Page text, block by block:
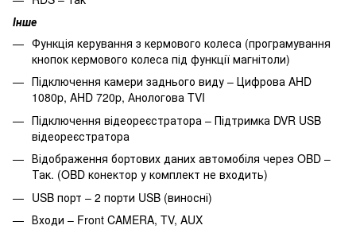
Інше
Функція керування з кермового колеса (програмування
кнопок кермового колеса під функції магнітоли)
Підключення камери заднього виду – Цифрова AHD
1080p, AHD 720p, Анологова TVI
Підключення відеореєстратора – Підтримка DVR USB
відеореєстратора
Відображення бортових даних автомобіля через OBD –
Так. (OBD конектор у комплект не входить)
USB порт – 2 порти USB (виносні)
Входи – Front CAMERA, TV, AUX